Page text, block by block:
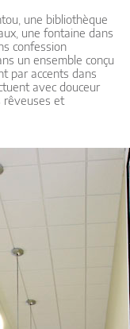
une bibliothèque
une fontaine dans
confession
un ensemble conçu
par accents dans
avec douceur
rêveuses et